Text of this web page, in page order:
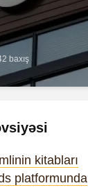
baxış
kitabları
platformunda